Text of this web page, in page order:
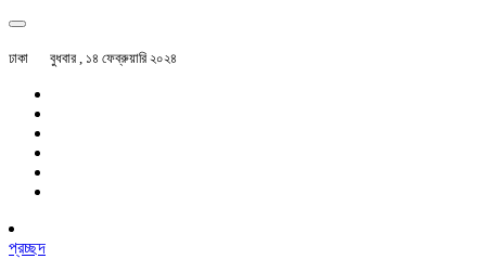
ঢাকা বুধবার , ১৪ ফেব্রুয়ারি ২০২৪
প্রচ্ছদ